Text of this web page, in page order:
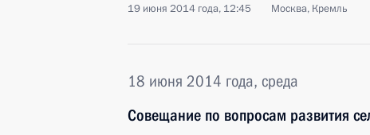
19 июня 2014 года, 12:45 Москва, Кремль
18 июня 2014 года, среда
Совещание по вопросам развития